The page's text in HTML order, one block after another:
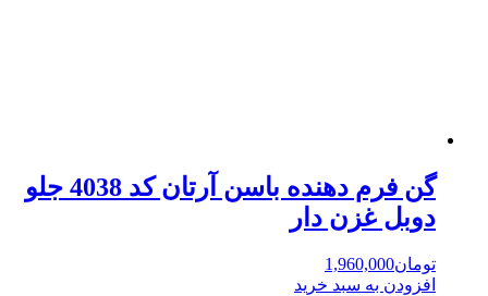
گن فرم دهنده باسن آرتان کد 4038 جلو
دوبل غزن دار
تومان1,960,000
افزودن به سبد خرید